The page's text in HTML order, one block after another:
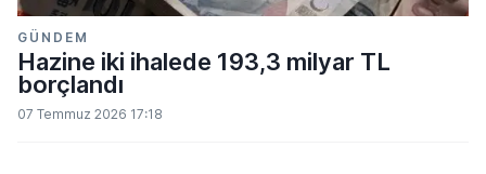
GÜNDEM
Hazine iki ihalede 193,3 milyar TL
borçlandı
07 Temmuz 2026 17:18